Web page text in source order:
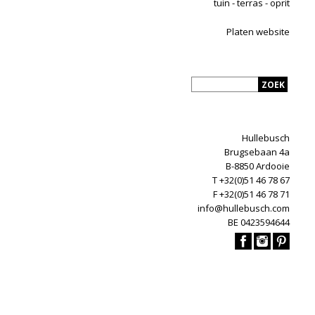
tuin - terras - oprit
Platen website
Hullebusch
Brugsebaan 4a
B-8850 Ardooie
T +32(0)51 46 78 67
F +32(0)51 46 78 71
info@hullebusch.com
BE 0423594644